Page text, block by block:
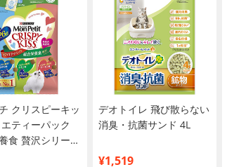
クリスピーキッ
ティーパック
食 贅沢シリーズ
デオトイレ 飛び散らない
消臭・抗菌サンド 4L
¥1,519